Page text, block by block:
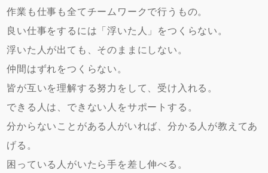
作業も仕事も全てチームワークで行うもの。
良い仕事をするには「浮いた人」をつくらない。
浮いた人が出ても、そのままにしない。
仲間はずれをつくらない。
皆が互いを理解する努力をして、受け入れる。
できる人は、できない人をサポートする。
分からないことがある人がいれば、分かる人が教えてあ
げる。
困っている人がいたら手を差し伸べる。